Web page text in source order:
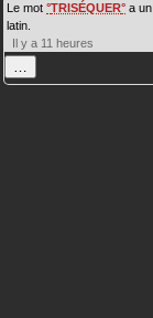
Le mot TRISÉQUER a
latin.
Il y a 11 heures
…